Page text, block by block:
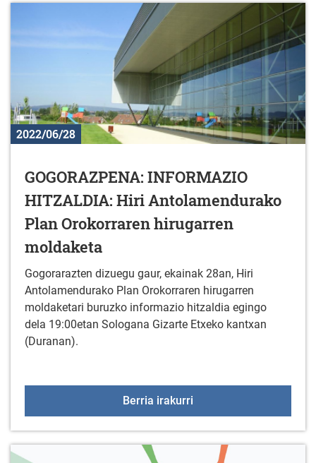
2022/06/28
GOGORAZPENA: INFORMAZIO
HITZALDIA: Hiri Antolamendurako
Plan Orokorraren hirugarren
moldaketa
Gogorarazten dizuegu gaur, ekainak 28an, Hiri
Antolamendurako Plan Orokorraren hirugarren
moldaketari buruzko informazio hitzaldia egingo
dela 19:00etan Sologana Gizarte Etxeko kantxan
(Duranan).
Berria irakurri